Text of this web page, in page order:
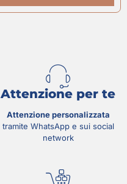
Attenzione per te
Attenzione personalizzata
tramite WhatsApp e sui social
network